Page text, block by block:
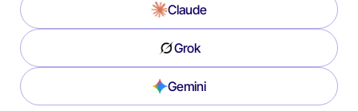
Claude
Grok
Gemini